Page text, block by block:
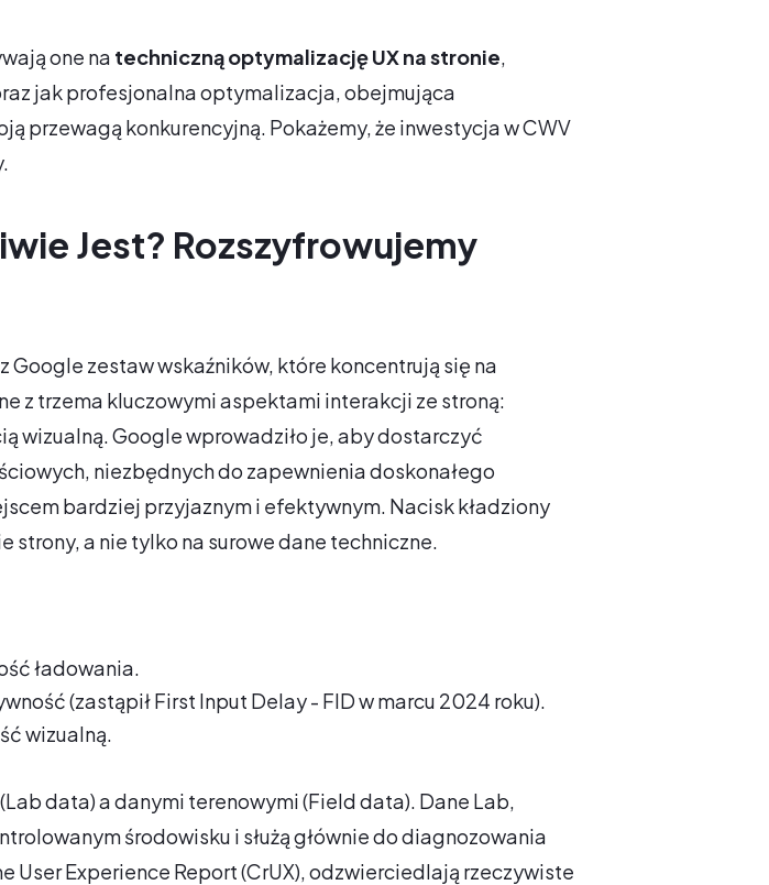
one na techniczną optymalizację UX na stronie,
jak profesjonalna optymalizacja, obejmująca
przewagą konkurencyjną. Pokażemy, że inwestycja w CWV
Jest? Rozszyfrowujemy
zestaw wskaźników, które koncentrują się na
z trzema kluczowymi aspektami interakcji ze stroną:
wizualną. Google wprowadziło je, aby dostarczyć
niezbędnych do zapewnienia doskonałego
bardziej przyjaznym i efektywnym. Nacisk kładziony
strony, a nie tylko na surowe dane techniczne.
ładowania.
(zastąpił First Input Delay - FID w marcu 2024 roku).
wizualną.
data) a danymi terenowymi (Field data). Dane Lab,
środowisku i służą głównie do diagnozowania
Experience Report (CrUX), odzwierciedlają rzeczywiste